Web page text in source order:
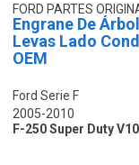
FORD PARTES
Engrane De
Levas Lado
OEM
Ford Serie F
2005-2010
F-250 Super Duty